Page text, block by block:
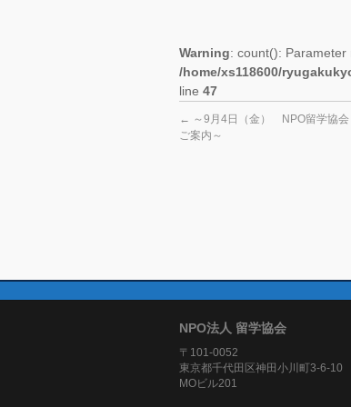
Warning: count():
/home/xs118600/
line 47
← ～9月4日（金） NPO留学協会
ご案内～
NPO法人 留学協会
〒101-0052
東京都千代田区神田小川町3-6-10
MOビル201